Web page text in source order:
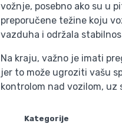
vožnje, posebno ako su u
preporučene težine koju
vazduha i održala
Na kraju, važno je imati
jer to može ugroziti vašu
kontrolom nad vozilom, uz
Kategorije